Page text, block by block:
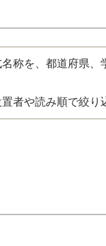
称を、都道府県
者や読み順で絞り